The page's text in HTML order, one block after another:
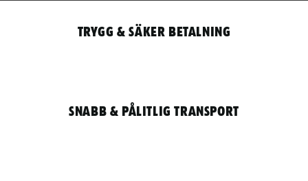
Trygg & säker betalning
Snabb & pålitlig transport